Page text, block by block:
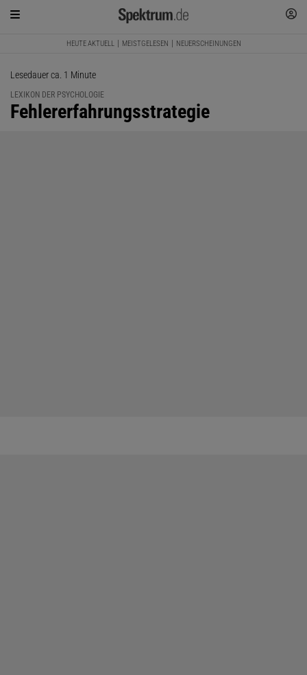
HEUTE AKTUELL MEISTGELESEN NEUERSCHEINUNGEN
Lesedauer ca. 1 Minute
LEXIKON DER PSYCHOLOGIE
:
Fehlererfahrungsstrategie